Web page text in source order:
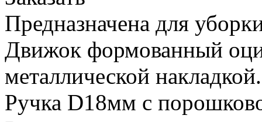
Предназначена для
Движок формованный
металлической
Ручка D18мм с